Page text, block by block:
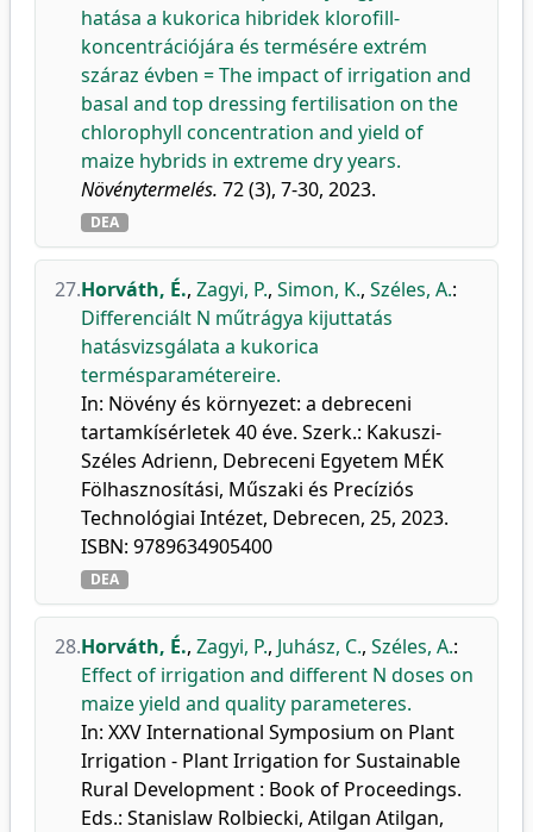
hatása a kukorica hibridek klorofill-
koncentrációjára és termésére extrém
száraz évben = The impact of irrigation and
basal and top dressing fertilisation on the
chlorophyll concentration and yield of
maize hybrids in extreme dry years.
Növénytermelés. 72 (3), 7-30, 2023.
DEA
27.Horváth, É., Zagyi, P., Simon, K., Széles, A.:
Differenciált N műtrágya kijuttatás
hatásvizsgálata a kukorica
termésparamétereire.
In: Növény és környezet: a debreceni
tartamkísérletek 40 éve. Szerk.: Kakuszi-
Széles Adrienn, Debreceni Egyetem MÉK
Fölhasznosítási, Műszaki és Precíziós
Technológiai Intézet, Debrecen, 25, 2023.
ISBN: 9789634905400
DEA
28.Horváth, É., Zagyi, P., Juhász, C., Széles, A.:
Effect of irrigation and different N doses on
maize yield and quality parameteres.
In: XXV International Symposium on Plant
Irrigation - Plant Irrigation for Sustainable
Rural Development : Book of Proceedings.
Eds.: Stanislaw Rolbiecki, Atilgan Atilgan,